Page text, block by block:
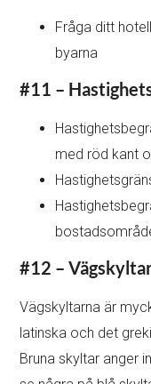
Fråga ditt
byarna
#11 –
med röd kant
#12 –
Vägskyltarna är
latinska och det
Bruna skyltar anger